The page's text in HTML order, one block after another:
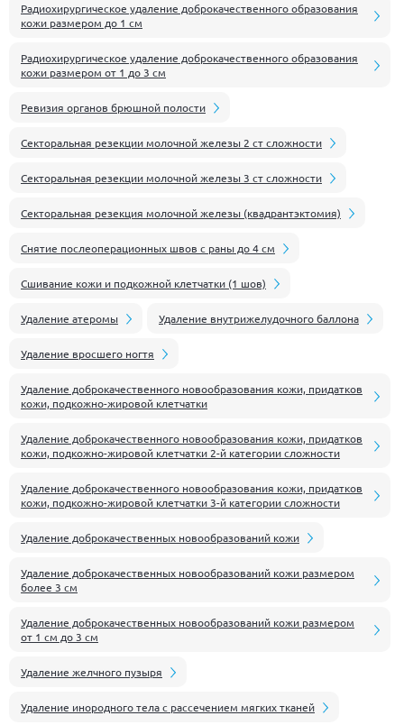
Радиохирургическое удаление доброкачественного образования
кожи размером до 1 см
Радиохирургическое удаление доброкачественного образования
кожи размером от 1 до 3 см
Ревизия органов брюшной полости
Секторальная резекции молочной железы 2 ст сложности
Секторальная резекции молочной железы 3 ст сложности
Секторальная резекция молочной железы (квадрантэктомия)
Снятие послеоперационных швов с раны до 4 см
Сшивание кожи и подкожной клетчатки (1 шов)
Удаление атеромы Удаление внутрижелудочного баллона
Удаление вросшего ногтя
Удаление доброкачественного новообразования кожи, придатков
кожи, подкожно-жировой клетчатки
Удаление доброкачественного новообразования кожи, придатков
кожи, подкожно-жировой клетчатки 2-й категории сложности
Удаление доброкачественного новообразования кожи, придатков
кожи, подкожно-жировой клетчатки 3-й категории сложности
Удаление доброкачественных новообразований кожи
Удаление доброкачественных новообразований кожи размером
более 3 см
Удаление доброкачественных новообразований кожи размером
от 1 см до 3 см
Удаление желчного пузыря
Удаление инородного тела с рассечением мягких тканей